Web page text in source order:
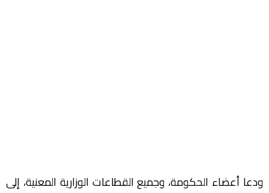
ودعا أعضاء الحكومة، وجميع القطاعات الوزارية المعنية، إلى